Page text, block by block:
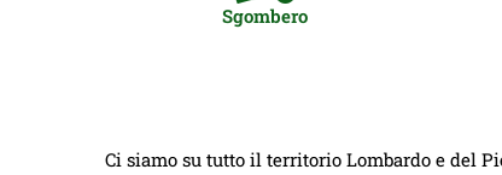
Sgombero
Ci siamo su tutto il territorio Lombardo e del